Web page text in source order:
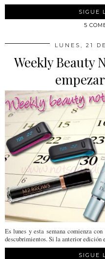
SIGUE
5
LUNES, 21
Weekly Beauty
Es lunes y esta semana comienza
descubrimientos. Si la anterior edición
SIGUE